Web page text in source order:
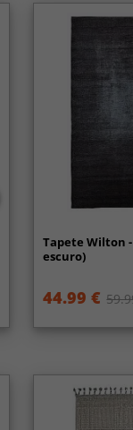
Tapete Wilton
escuro)
44.99 €